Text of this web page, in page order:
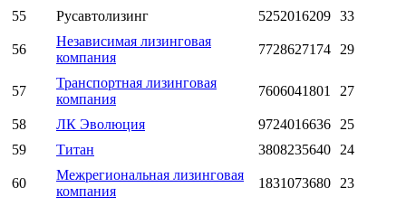
55 Русавтолизинг 5252016209 33
56
Независимая лизинговая
компания
7728627174 29
57
Транспортная лизинговая
компания
7606041801 27
58 ЛК Эволюция 9724016636 25
59
Титан 3808235640 24
60
Межрегиональная лизинговая
компания
1831073680 23